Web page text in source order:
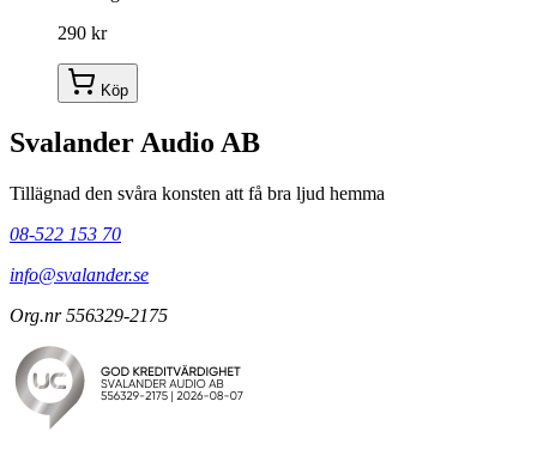
290 kr
Köp
Svalander Audio AB
Tillägnad den svåra konsten att få bra ljud hemma
08-522 153 70
info@svalander.se
Org.nr 556329-2175